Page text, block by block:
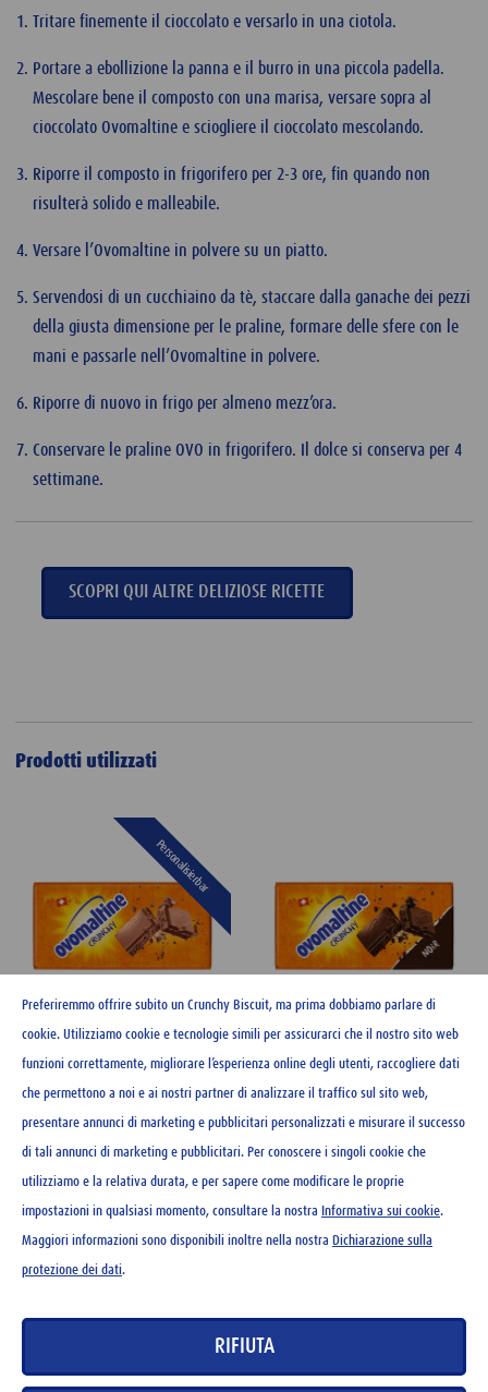
Tritare finemente il cioccolato e versarlo in una ciotola.
Portare a ebollizione la panna e il burro in una piccola padella.
Mescolare bene il composto con una marisa, versare sopra al
cioccolato Ovomaltine e sciogliere il cioccolato mescolando.
Riporre il composto in frigorifero per 2-3 ore, fin quando non
risulterà solido e malleabile.
Versare l’Ovomaltine in polvere su un piatto.
Servendosi di un cucchiaino da tè, staccare dalla ganache dei pezzi
della giusta dimensione per le praline, formare delle sfere con le
mani e passarle nell’Ovomaltine in polvere.
Riporre di nuovo in frigo per almeno mezz’ora.
Conservare le praline OVO in frigorifero. Il dolce si conserva per 4
settimane.
SCOPRI QUI ALTRE DELIZIOSE RICETTE
Prodotti utilizzati
Personalisierbar
CHF 3.20
100 g
CONTATTO
Preferiremmo offrire subito un Crunchy Biscuit, ma prima dobbiamo parlare di
cookie. Utilizziamo cookie e tecnologie simili per assicurarci che il nostro sito web
funzioni correttamente, migliorare l’esperienza online degli utenti, raccogliere dati
che permettono a noi e ai nostri partner di analizzare il traffico sul sito web,
presentare annunci di marketing e pubblicitari personalizzati e misurare il successo
di tali annunci di marketing e pubblicitari. Per conoscere i singoli cookie che
utilizziamo e la relativa durata, e per sapere come modificare le proprie
impostazioni in qualsiasi momento, consultare la nostra Informativa sui cookie.
Maggiori informazioni sono disponibili inoltre nella nostra Dichiarazione sulla
protezione dei dati.
RIFIUTA